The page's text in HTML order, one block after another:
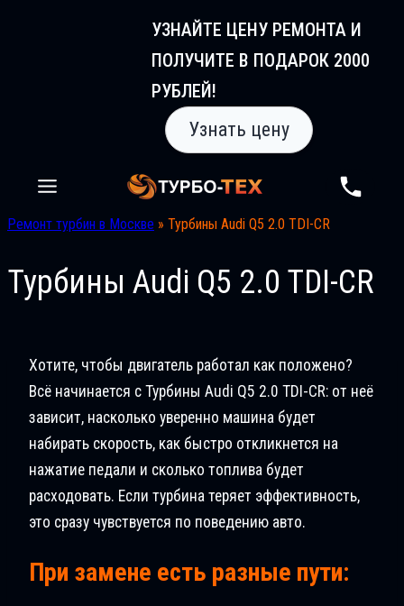
УЗНАЙТЕ ЦЕНУ РЕМОНТА И
ПОЛУЧИТЕ В ПОДАРОК 2000
РУБЛЕЙ!
Узнать цену
Ремонт турбин в Москве » Турбины Audi Q5 2.0 TDI-CR
Турбины Audi Q5 2.0 TDI-CR
Хотите, чтобы двигатель работал как положено?
Всё начинается с Турбины Audi Q5 2.0 TDI-CR: от неё
зависит, насколько уверенно машина будет
набирать скорость, как быстро откликнется на
нажатие педали и сколько топлива будет
расходовать. Если турбина теряет эффективность,
это сразу чувствуется по поведению авто.
При замене есть разные пути: